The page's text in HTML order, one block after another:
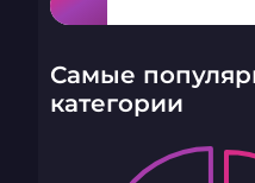
Самые
категории